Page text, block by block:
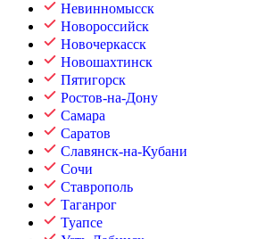
Невинномысск
Новороссийск
Новочеркасск
Новошахтинск
Пятигорск
Ростов-на-Дону
Самара
Саратов
Славянск-на-Кубани
Сочи
Ставрополь
Таганрог
Туапсе